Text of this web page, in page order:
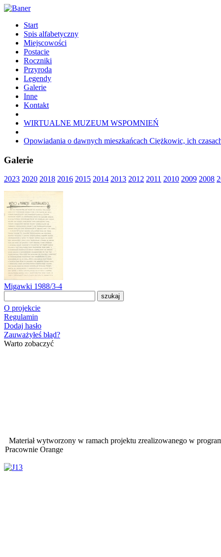
Start
Spis alfabetyczny
Miejscowości
Postacie
Roczniki
Przyroda
Legendy
Galerie
Inne
Kontakt
WIRTUALNE MUZEUM WSPOMNIEŃ
Opowiadania o dawnych mieszkańcach Ciężkowic, ich
Galerie
2023 2020 2018 2016 2015 2014 2013 2012 2011 2010 2009 2008
Migawki 1988/3-4
O projekcie
Regulamin
Dodaj hasło
Zauważyłeś błąd?
Warto zobaczyć
Materiał wytworzony w ramach projektu zrealizowanego w
Pracownie Orange